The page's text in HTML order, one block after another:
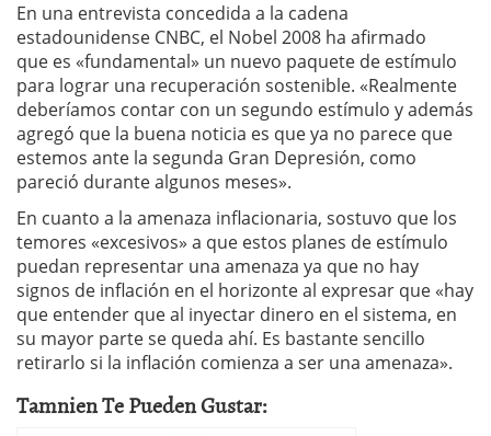
En una entrevista concedida a la cadena
estadounidense CNBC, el Nobel 2008 ha afirmado
que es «fundamental» un nuevo paquete de estímulo
para lograr una recuperación sostenible. «Realmente
deberíamos contar con un segundo estímulo y además
agregó que la buena noticia es que ya no parece que
estemos ante la segunda Gran Depresión, como
pareció durante algunos meses».
En cuanto a la amenaza inflacionaria, sostuvo que los
temores «excesivos» a que estos planes de estímulo
puedan representar una amenaza ya que no hay
signos de inflación en el horizonte al expresar que «hay
que entender que al inyectar dinero en el sistema, en
su mayor parte se queda ahí. Es bastante sencillo
retirarlo si la inflación comienza a ser una amenaza».
Tamnien Te Pueden Gustar: